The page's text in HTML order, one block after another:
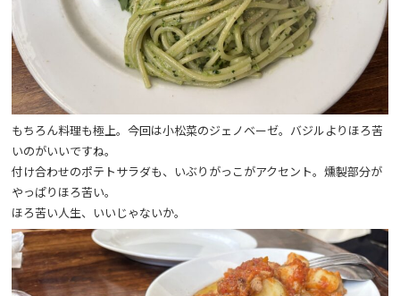
もちろん料理も極上。今回は小松菜のジェノベーゼ。バジルよりほろ苦
いのがいいですね。
付け合わせのポテトサラダも、いぶりがっこがアクセント。燻製部分が
やっぱりほろ苦い。
ほろ苦い人生、いいじゃないか。